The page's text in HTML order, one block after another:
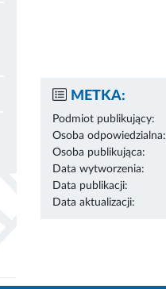
METKA:
Podmiot publikujący:
Osoba odpowiedzialna:
Osoba publikująca:
Data wytworzenia:
Data publikacji:
Data aktualizacji: